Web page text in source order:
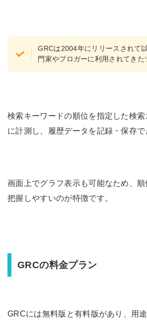
GRCは2004年にリリースされて
門家やブロガーに利用されてきた
検索キーワードの順位を指定した検
に計測し、履歴データを記録・保存で
画面上でグラフ表示も可能なため、
把握しやすいのが特徴です。
GRCの料金プラン
GRCには無料版と有料版があり、用